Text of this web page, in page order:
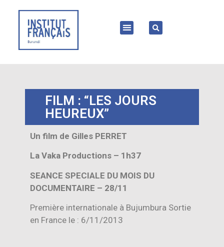
FILM : “LES JOURS
HEUREUX”
Un film de Gilles PERRET
La Vaka Productions – 1h37
SEANCE SPECIALE DU MOIS DU
DOCUMENTAIRE – 28/11
Première internationale à Bujumbura Sortie
en France le : 6/11/2013